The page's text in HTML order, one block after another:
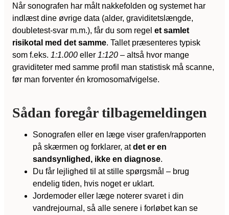
Når sonografen har målt nakkefolden og systemet har
indlæst dine øvrige data (alder, graviditetslængde,
doubletest-svar m.m.), får du som regel et samlet
risikotal med det samme. Tallet præsenteres typisk
som f.eks. 1:1.000 eller 1:120 – altså hvor mange
graviditeter med samme profil man statistisk må scanne,
før man forventer én kromosomafvigelse.
Sådan foregår tilbagemeldingen
Sonografen eller en læge viser grafen/rapporten
på skærmen og forklarer, atdet er en
sandsynlighed, ikke en diagnose.
Du får lejlighed til at stille spørgsmål – brug
endelig tiden, hvis noget er uklart.
Jordemoder eller læge noterer svaret i din
vandrejournal, så alle senere i forløbet kan se